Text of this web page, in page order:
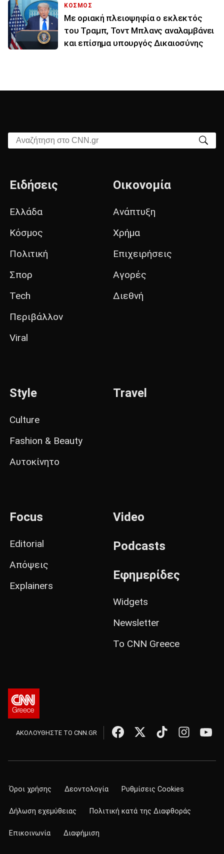
ΚΟΣΜΟΣ
Με οριακή πλειοψηφία ο εκλεκτός
του Τραμπ, Τοντ Μπλανς αναλαμβάνει
και επίσημα υπουργός Δικαιοσύνης
Αναζήτηση στο CNN.gr
Ειδήσεις
Ελλάδα
Κόσμος
Πολιτική
Σπορ
Tech
Περιβάλλον
Viral
Οικονομία
Ανάπτυξη
Χρήμα
Επιχειρήσεις
Αγορές
Διεθνή
Style
Culture
Fashion & Beauty
Αυτοκίνητο
Travel
Focus
Editorial
Απόψεις
Explainers
Video
Podcasts
Εφημερίδες
Widgets
Newsletter
Το CNN Greece
ΑΚΟΛΟΥΘΗΣΤΕ ΤΟ CNN.GR
Όροι χρήσης Δεοντολογία Ρυθμίσεις Cookies
Δήλωση εχεμύθειας Πολιτική κατά της Διαφθοράς
Επικοινωνία Διαφήμιση